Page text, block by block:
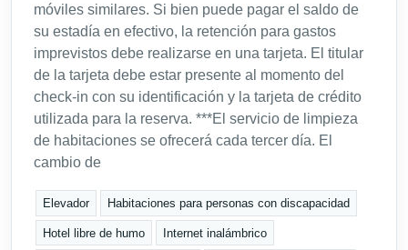
móviles similares. Si bien puede pagar el saldo de
su estadía en efectivo, la retención para gastos
imprevistos debe realizarse en una tarjeta. El titular
de la tarjeta debe estar presente al momento del
check-in con su identificación y la tarjeta de crédito
utilizada para la reserva. ***El servicio de limpieza
de habitaciones se ofrecerá cada tercer día. El
cambio de
Elevador Habitaciones para personas con discapacidad
Hotel libre de humo Internet inalámbrico